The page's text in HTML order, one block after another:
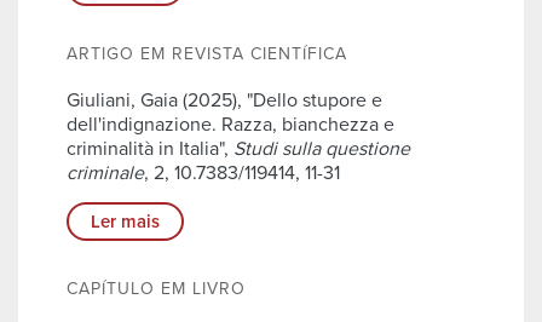
ARTIGO EM REVISTA CIENTÍFICA
Giuliani, Gaia (2025), "Dello stupore e
dell'indignazione. Razza, bianchezza e
criminalità in Italia", Studi sulla questione
criminale, 2, 10.7383/119414, 11-31
Ler mais
CAPÍTULO EM LIVRO